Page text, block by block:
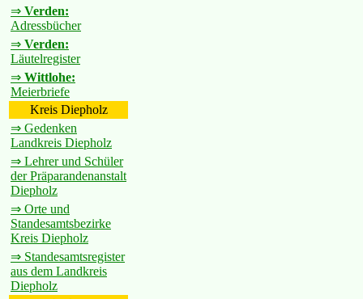
⇒ Verden:
Adressbücher
⇒ Verden:
Läutelregister
⇒ Wittlohe:
Meierbriefe
Kreis Diepholz
⇒ Gedenken
Landkreis Diepholz
⇒ Lehrer und Schüler
der Präparandenanstalt
Diepholz
⇒ Orte und
Standesamtsbezirke
Kreis Diepholz
⇒ Standesamtsregister
aus dem Landkreis
Diepholz